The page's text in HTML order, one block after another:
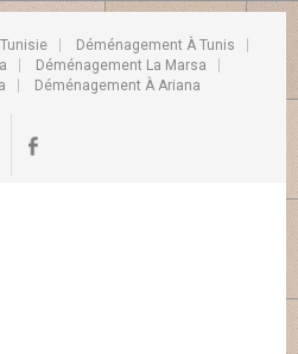
Déménagement À Tunis
Déménagement La Marsa
Déménagement À Ariana